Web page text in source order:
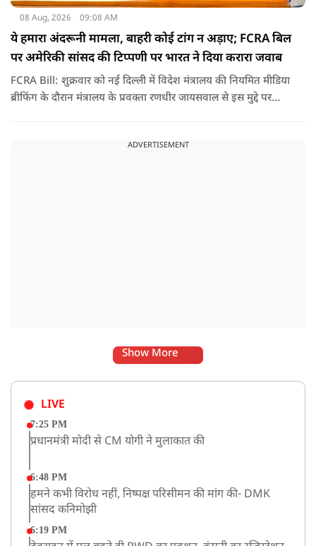
08 Aug, 2026 09:08 AM
ये हमारा अंदरूनी मामला, बाहरी कोई टांग न अड़ाए; FCRA बिल
पर अमेरिकी सांसद की टिप्पणी पर भारत ने दिया करारा जवाब
FCRA Bill: शुक्रवार को नई दिल्ली में विदेश मंत्रालय की नियमित मीडिया
ब्रीफिंग के दौरान मंत्रालय के प्रवक्ता रणधीर जायसवाल से इस मुद्दे पर
ADVERTISEMENT
Show More
LIVE
7:25 PM
प्रधानमंत्री मोदी से CM योगी ने मुलाकात की
6:48 PM
हमने कभी विरोध नहीं, निष्पक्ष परिसीमन की मांग की- DMK
सांसद कनिमोझी
6:19 PM